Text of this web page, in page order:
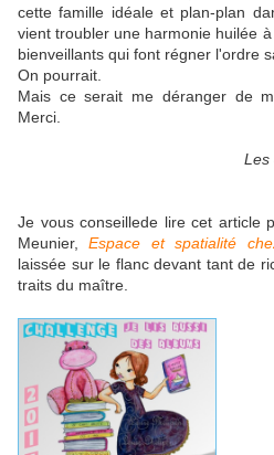
cette famille idéale et plan-plan
vient troubler une harmonie huilée
bienveillants qui font régner l'ordre
On pourrait.
Mais ce serait me déranger de
Merci.
Les
Je vous conseillede lire cet article
Meunier,
Espace et spatialité
laissée sur le flanc devant tant de
traits du maître.